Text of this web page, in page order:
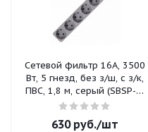
Сетевой фильтр 16А, 3500
Вт, 5 гнезд, без з/ш, с з/к,
ПВС, 1,8 м, серый (SBSP-5-
18-G)
630руб./шт